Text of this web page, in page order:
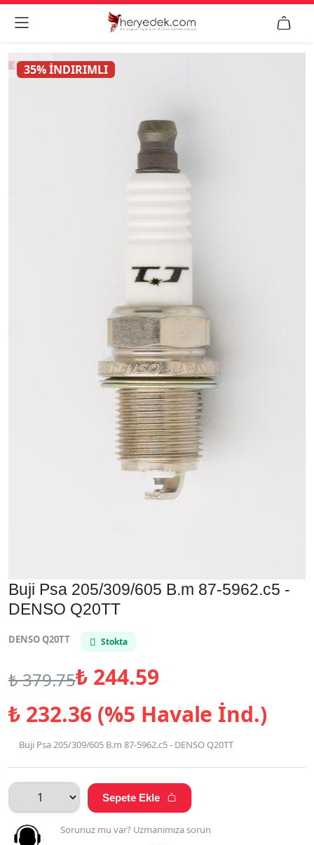
 
35% İNDIRIMLI
Buji Psa 205/309/605 B.m 87-5962.c5 -
DENSO Q20TT
DENSO Q20TT Stokta
₺379.75₺244.59
₺232.36 (%5 Havale İnd.)
Buji Psa 205/309/605 B.m 87-5962.c5 - DENSO Q20TT
Sepete Ekle 
Sorunuz mu var? Uzmanımıza sorun